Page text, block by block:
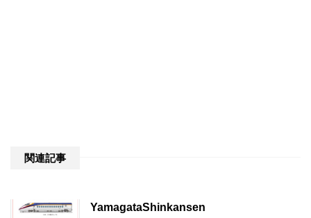
関連記事
YamagataShinkansen